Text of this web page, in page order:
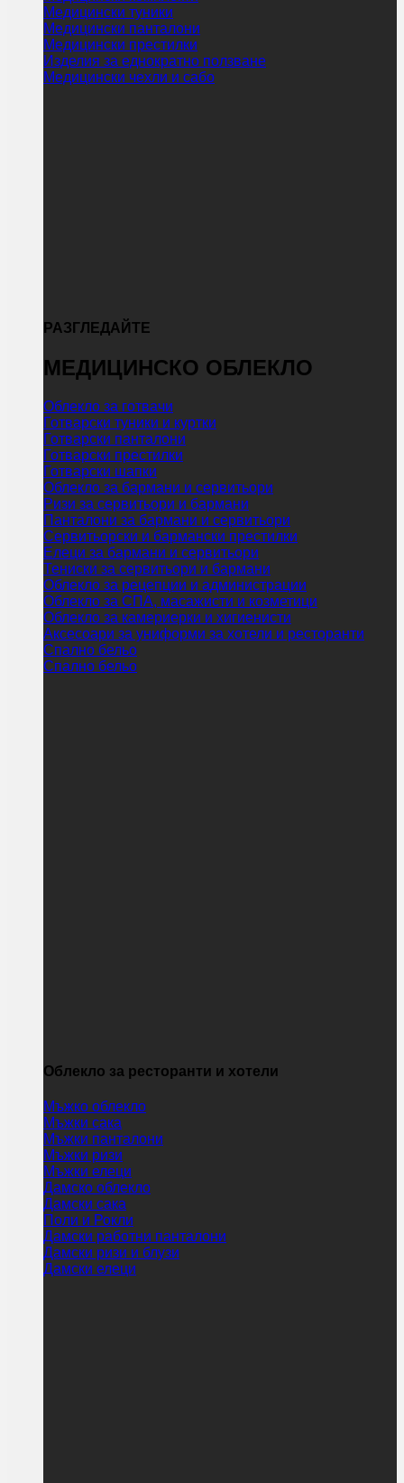
Медицински туники
Медицински панталони
Медицински престилки
Изделия за еднократно ползване
Медицински чехли и сабо
РАЗГЛЕДАЙТЕ
МЕДИЦИНСКО ОБЛЕКЛО
Облекло за готвачи
Готварски туники и куртки
Готварски панталони
Готварски престилки
Готварски шапки
Облекло за бармани и сервитьори
Ризи за сервитьори и бармани
Панталони за бармани и сервитьори
Сервитьорски и бармански престилки
Елеци за бармани и сервитьори
Тениски за сервитьори и бармани
Облекло за рецепции и администрации
Облекло за СПА, масажисти и козметици
Облекло за камериерки и хигиенисти
Аксесоари за униформи за хотели и ресторанти
Спално бельо
Спално бельо
Облекло за ресторанти и хотели
Мъжко облекло
Мъжки сака
Мъжки панталони
Мъжки ризи
Мъжки елеци
Дамско облекло
Дамски сака
Поли и Рокли
Дамски работни панталони
Дамски ризи и блузи
Дамски елеци